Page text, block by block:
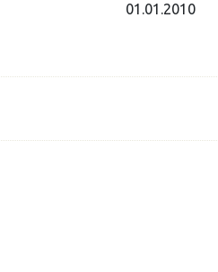
01.01.2010